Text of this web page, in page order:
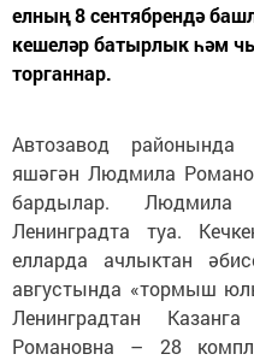
елның 8 сентябрендә
кешеләр батырлык һәм
торганнар.
Автозавод районында
яшәгән Людмила
бардылар.
Ленинградта туа.
елларда ачлыктан
августында «тормыш
Ленинградтан
Романовна – 28